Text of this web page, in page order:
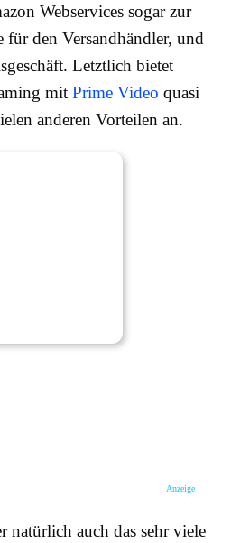
Webservices sogar zur
den Versandhändler, und
Letztlich bietet
mit Prime Video quasi
anderen Vorteilen an.
Anzeige
natürlich auch das sehr viele